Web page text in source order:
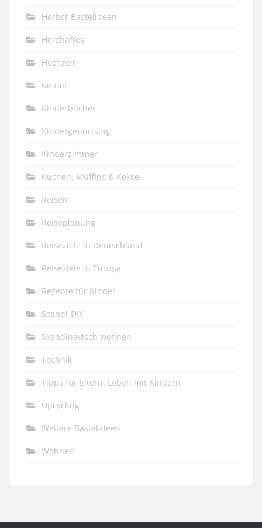
Herbst-Bastelideen
Herzhaftes
Hochzeit
Kinder
Kinderbücher
Kindergeburtstag
Kinderzimmer
Kuchen, Muffins & Kekse
Reisen
Reiseplanung
Reiseziele in Deutschland
Reiseziele in Europa
Rezepte für Kinder
Scandi-DIY
Skandinavisch wohnen
Technik
Tipps für Eltern: Leben mit Kindern
Upcycling
Weitere Bastelideen
Wohnen